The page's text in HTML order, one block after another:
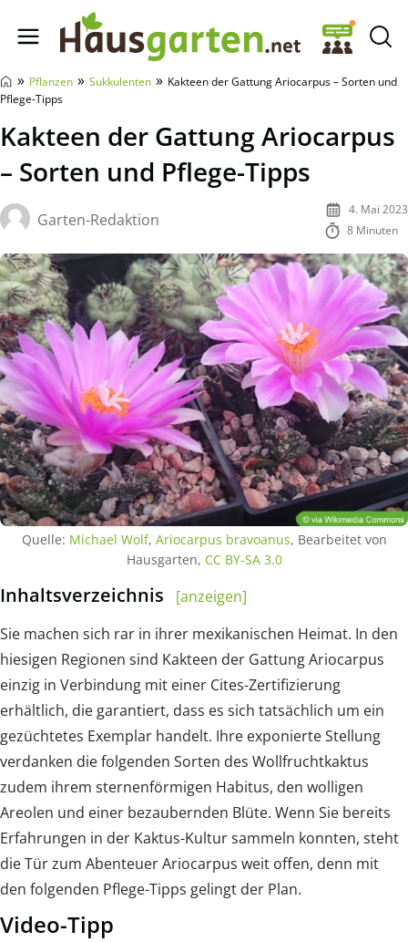
Hausgarten.net
» Pflanzen » Sukkulenten » Kakteen der Gattung Ariocarpus – Sorten und
Pflege-Tipps
Kakteen der Gattung Ariocarpus
– Sorten und Pflege-Tipps
Garten-Redaktion
4. Mai 2023
8 Minuten
Quelle: Michael Wolf, Ariocarpus bravoanus, Bearbeitet von
Hausgarten, CC BY-SA 3.0
Inhaltsverzeichnis
[anzeigen]
Sie machen sich rar in ihrer mexikanischen Heimat. In den
hiesigen Regionen sind Kakteen der Gattung Ariocarpus
einzig in Verbindung mit einer Cites-Zertifizierung
erhältlich, die garantiert, dass es sich tatsächlich um ein
gezüchtetes Exemplar handelt. Ihre exponierte Stellung
verdanken die folgenden Sorten des Wollfruchtkaktus
zudem ihrem sternenförmigen Habitus, den wolligen
Areolen und einer bezaubernden Blüte. Wenn Sie bereits
Erfahrungen in der Kaktus-Kultur sammeln konnten, steht
die Tür zum Abenteuer Ariocarpus weit offen, denn mit
den folgenden Pflege-Tipps gelingt der Plan.
Video-Tipp